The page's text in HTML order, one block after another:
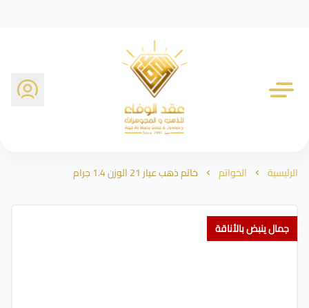
شركة عقد الوفاء للذهب
الرئيسية الخواتم خاتم ذهب عيار 21 الوزن 1.4 جرام
جمال ينبض بالأناقة